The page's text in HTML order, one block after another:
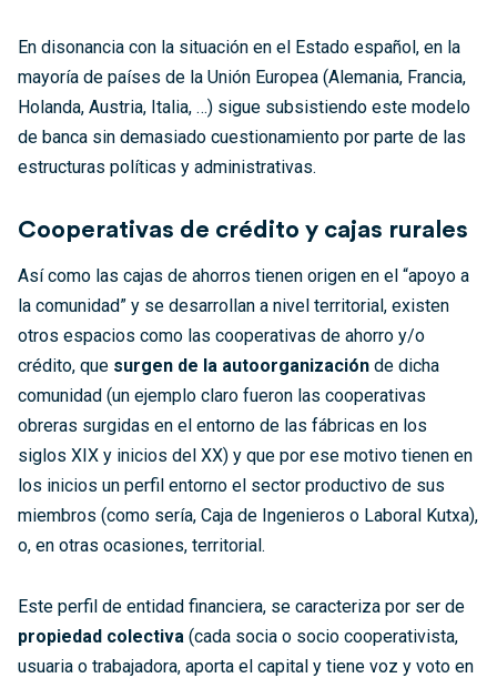
En disonancia con la situación en el Estado español, en la
mayoría de países de la Unión Europea (Alemania, Francia,
Holanda, Austria, Italia, …) sigue subsistiendo este modelo
de banca sin demasiado cuestionamiento por parte de las
estructuras políticas y administrativas.
Cooperativas de crédito y cajas rurales
Así como las cajas de ahorros tienen origen en el “apoyo a
la comunidad” y se desarrollan a nivel territorial, existen
otros espacios como las cooperativas de ahorro y/o
crédito, que surgen de la autoorganización de dicha
comunidad (un ejemplo claro fueron las cooperativas
obreras surgidas en el entorno de las fábricas en los
siglos XIX y inicios del XX) y que por ese motivo tienen en
los inicios un perfil entorno el sector productivo de sus
miembros (como sería, Caja de Ingenieros o Laboral Kutxa),
o, en otras ocasiones, territorial.
Este perfil de entidad financiera, se caracteriza por ser de
propiedad colectiva (cada socia o socio cooperativista,
usuaria o trabajadora, aporta el capital y tiene voz y voto en